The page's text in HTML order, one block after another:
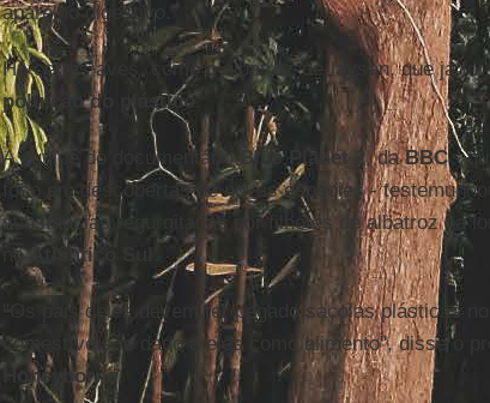
aparelho digestivo."
Há certas aves, como o albatroz-de-laysan, que já
poluição do plástico.
A equipe do documentárioBlue Planet 2, daBBC-
foco em descobertas de novas espécies -
substâncias regurgitadas por filhotes de albatroz na
no Atlântico Sul
"Os pais deles devem ter pegado sacolas plásticas
comestíveis, e dado a eles como alimento", disse o
Honeyborne.